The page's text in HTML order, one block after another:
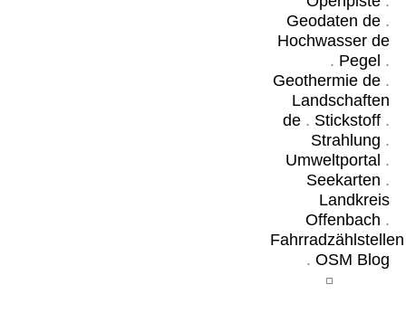
Geodaten de.
Hochwasser de
. Pegel .
Geothermie de.
Landschaften
de. Stickstoff.
Strahlung .
Umweltportal .
Seekarten .
Landkreis
Offenbach .
Fahrradzählstellen
. OSM Blog